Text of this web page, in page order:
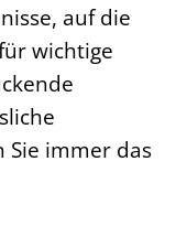
auf die
wichtige
Sie immer das